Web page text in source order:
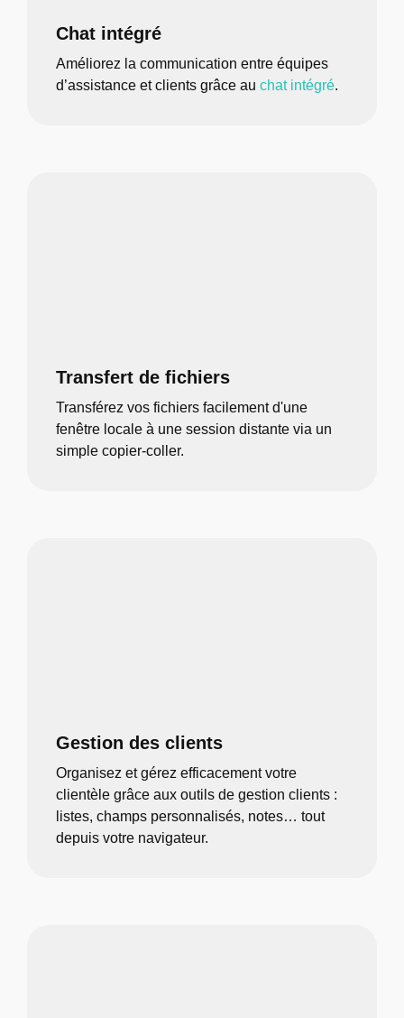
Chat intégré
Améliorez la communication entre équipes
d’assistance et clients grâce au chat intégré.
Transfert de fichiers
Transférez vos fichiers facilement d'une
fenêtre locale à une session distante via un
simple copier-coller.
Gestion des clients
Organisez et gérez efficacement votre
clientèle grâce aux outils de gestion clients :
listes, champs personnalisés, notes… tout
depuis votre navigateur.